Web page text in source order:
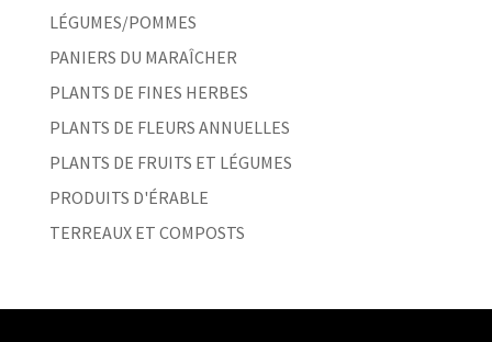
LÉGUMES/POMMES
PANIERS DU MARAÎCHER
PLANTS DE FINES HERBES
PLANTS DE FLEURS ANNUELLES
PLANTS DE FRUITS ET LÉGUMES
PRODUITS D'ÉRABLE
TERREAUX ET COMPOSTS